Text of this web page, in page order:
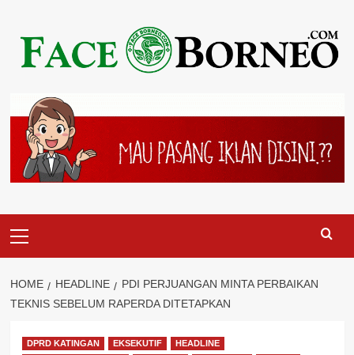
content
Menu
HOME HEADLINE
PDI PERJUANGAN MINTA PERBAIKAN
TEKNIS SEBELUM RAPERDA DITETAPKAN
DPRD KATINGAN EKSEKUTIF
HEADLINE